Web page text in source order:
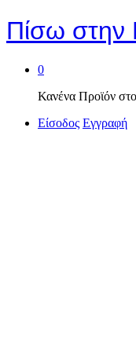
Πίσω στην
0
Κανένα Προϊόν
Είσοδος Εγγραφή